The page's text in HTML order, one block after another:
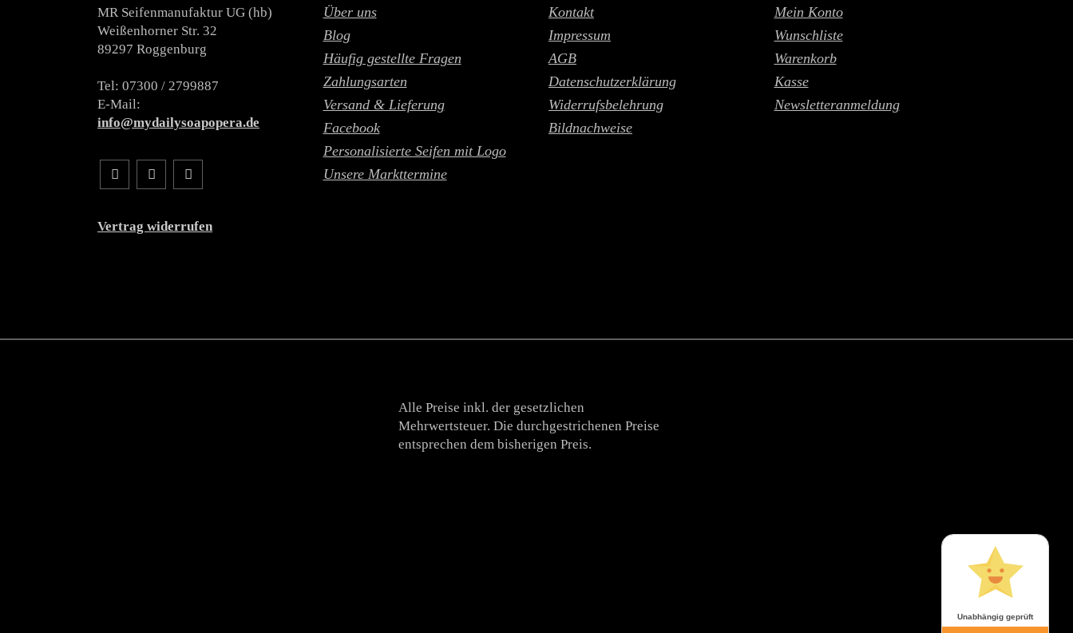
MR Seifenmanufaktur UG (hb)
Weißenhorner Str. 32
89297 Roggenburg
Tel: 07300 / 2799887
E-Mail:
info@mydailysoapopera.de
Vertrag widerrufen
Über uns
Blog
Häufig gestellte Fragen
Zahlungsarten
Versand & Lieferung
Facebook
Personalisierte Seifen mit Logo
Unsere Markttermine
Kontakt
Impressum
AGB
Datenschutzerklärung
Widerrufsbelehrung
Bildnachweise
Mein Konto
Wunschliste
Warenkorb
Kasse
Newsletteranmeldung
Alle Preise inkl. der gesetzlichen
Mehrwertsteuer. Die durchgestrichenen Preise
entsprechen dem bisherigen Preis.
Unabhängig geprüft